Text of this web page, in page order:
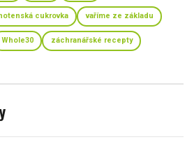
cukrovka vaříme ze základu
Whole30 záchranářské recepty